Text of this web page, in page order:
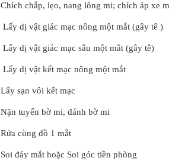
Chích chắp, lẹo, nang lông mi; chích áp xe
Lấy dị vật giác mạc nông một mắt (gây tê )
Lấy dị vật giác mạc sâu một mắt (gây tê)
Lấy dị vật kết mạc nông một mắt
Lấy sạn vôi kết mạc
Nặn tuyến bờ mi, đánh bờ mi
Rửa cùng đồ 1 mắt
Soi đáy mắt hoặc Soi góc tiền phòng